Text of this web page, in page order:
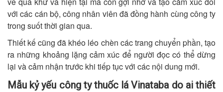
với các cán bộ, công nhân viên đã đồng hành cùng công ty
trong suốt thời gian qua.
Thiết kế cũng đã khéo léo chèn các trang chuyển phần, tạo
ra những khoảng lặng cảm xúc để người đọc có thể dừng
lại và cảm nhận trước khi tiếp tục với các nội dung mới.
Mẫu kỷ yếu công ty thuốc lá Vinataba do ai thiết